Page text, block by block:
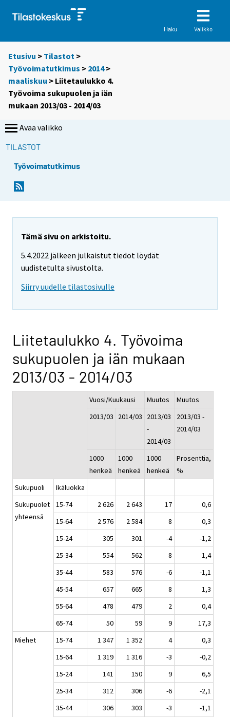
Haku Valikko
Etusivu > Tilastot >
Työvoimatutkimus > 2014>
maaliskuu > Liitetaulukko 4.
Työvoima sukupuolen ja iän
mukaan 2013/03 - 2014/03
Avaa valikko
TILASTOT
Työvoimatutkimus
Tämä sivu on arkistoitu.
5.4.2022 jälkeen julkaistut tiedot löydät
uudistetulta sivustolta.
Siirry uudelle tilastosivulle
Liitetaulukko 4. Työvoima
sukupuolen ja iän mukaan
2013/03 - 2014/03
Vuosi/Kuukausi Muutos
Muutos
2013/03
2014/03
2013/03
-
2014/03
2013/03 -
2014/03
1000
henkeä
1000
henkeä
1000
henkeä
Prosenttia,
%
Sukupuoli
Ikäluokka
Sukupuolet
yhteensä
15-74 2 626 2 643 17
0,6
15-64
2 576 2 584 8
0,3
15-24
305 301 -4
-1,2
25-34
554 562 8
1,4
35-44
583 576 -6
-1,1
45-54
657 665 8
1,3
55-64
478 479 2
0,4
65-74
50 59 9
17,3
Miehet
15-74 1 347 1 352 4
0,3
15-64
1 319 1 316 -3
-0,2
15-24
141 150 9
6,5
25-34
312 306 -6
-2,1
35-44
306 303 -3
-1,1